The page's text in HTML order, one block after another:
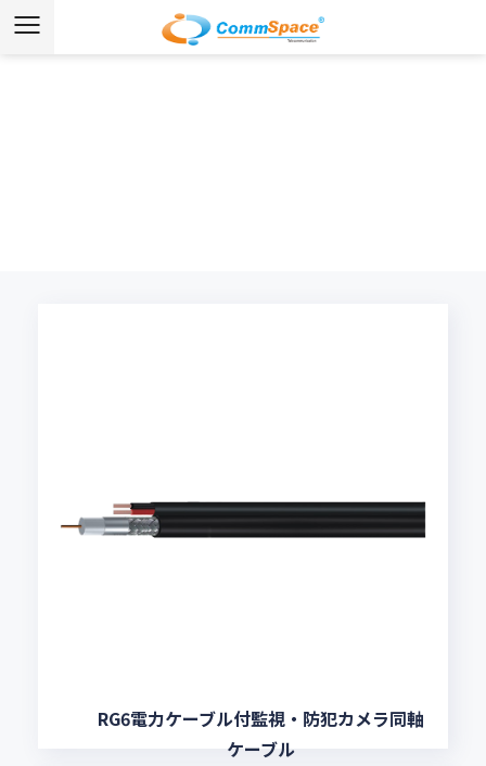
RG6電力ケーブル付監視・防犯カメラ同軸
ケーブル